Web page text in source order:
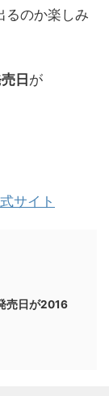
るのか楽しみ
日 が
サイト
売日が2016